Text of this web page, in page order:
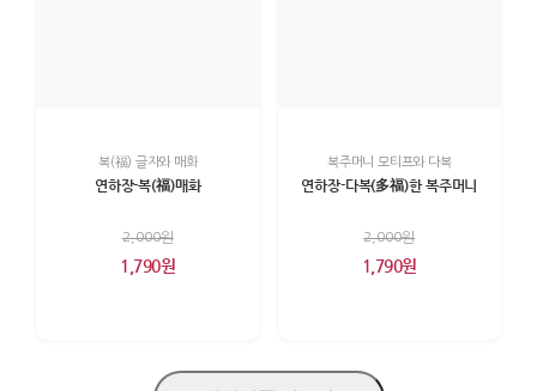
복(福) 글자와 매화
연하장-복(福)매화
2,000원
1,790원
복주머니 모티프와 다복
연하장-다복(多福)한 복주머니
2,000원
1,790원